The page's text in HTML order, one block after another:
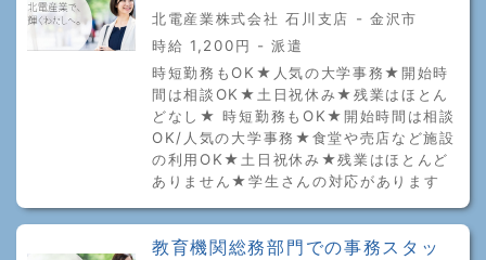
北電産業株式会社 石川支店 - 金沢市
時給 1,200円 - 派遣
時短勤務もOK★人気の大学事務★開始時
間は相談OK★土日祝休み★残業はほとん
どなし★ 時短勤務もOK★開始時間は相談
OK/人気の大学事務★食堂や売店など施設
の利用OK★土日祝休み★残業はほとんど
ありません★学生さんの対応があります
教育機関総務部門での事務スタッ